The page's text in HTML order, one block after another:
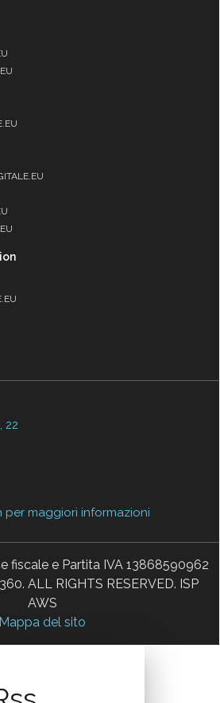
22
per maggiori informazioni
fiscale e Partita IVA 13868590962
ALL RIGHTS RESERVED. ISP
AWS
Mappa del sito